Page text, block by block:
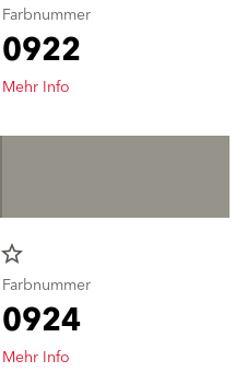
Farbnummer
0922
Mehr Info
star_border
Farbnummer
0924
Mehr Info